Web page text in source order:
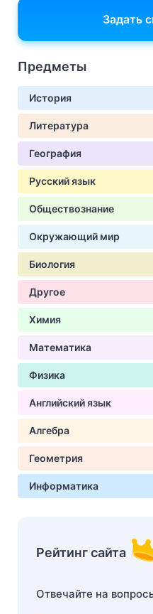
Задать
Предметы
История
Литература
География
Русский язык
Обществознание
Окружающий мир
Биология
Другое
Химия
Математика
Физика
Английский язык
Алгебра
Геометрия
Информатика
Рейтинг сайта
Отвечайте на